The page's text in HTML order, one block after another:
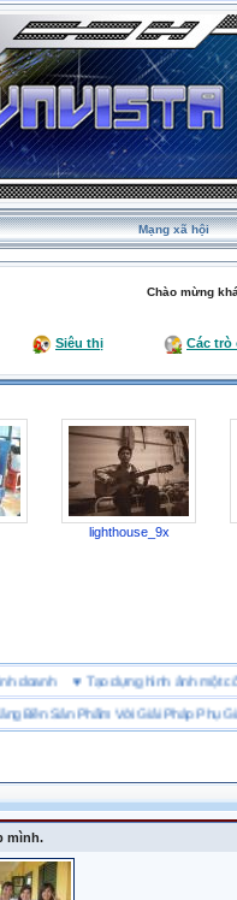
Mạng xã hội
Chào mừng
Siêu thị Các trò
lighthouse_9x
kinh doanh♥Tạo dựng hình ảnh
Bền Sản Phẩm Với Giải Pháp Phụ Gia
mình.